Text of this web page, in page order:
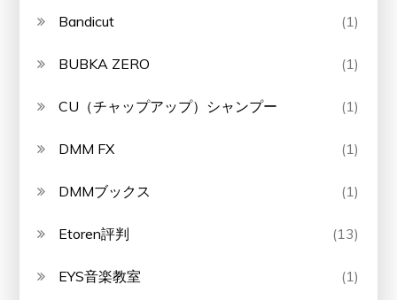
Bandicut (1)
BUBKA ZERO (1)
CU（チャップアップ）シャンプー (1)
DMM FX (1)
DMMブックス (1)
Etoren評判 (13)
EYS音楽教室 (1)